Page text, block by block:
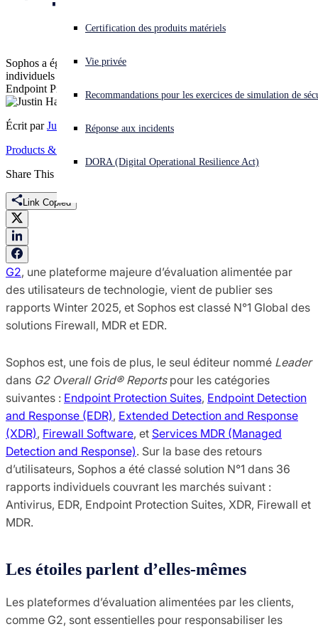
Vous subissez une cyberattaque ? Obtenez une aide immédiate.
Open search
Français Open language switcher
Certification des produits matériels
Vie privée
Recommandations pour les exercices de simulation de
Réponse aux incidents
DORA (Digital Operational Resilience Act)
2025
Sophos a également été classé solution N°1 dans 36 rapports
individuels couvrant les marchés suivants : Antivirus, EDR,
Endpoint Protection Suites, XDR, Firewall et MDR.
Écrit par Justin Han
Products & Services
Share This
Link Copied
G2, une plateforme majeure d’évaluation alimentée par
des utilisateurs de technologie, vient de publier ses
rapports Winter 2025, et Sophos est classé N°1 Global des
solutions Firewall, MDR et EDR.
Sophos est, une fois de plus, le seul éditeur nommé Leader
dans G2 Overall Grid® Reportspour les catégories
suivantes : Endpoint Protection Suites, Endpoint Detection
and Response (EDR), Extended Detection and Response
(XDR), Firewall Software, et Services MDR (Managed
Detection and Response). Sur la base des retours
d’utilisateurs, Sophos a été classé solution N°1 dans 36
rapports individuels couvrant les marchés suivant :
Antivirus, EDR, Endpoint Protection Suites, XDR, Firewall et
MDR.
Les étoiles parlent d’elles-mêmes
Les plateformes d’évaluation alimentées par les clients,
comme G2, sont essentielles pour responsabiliser les